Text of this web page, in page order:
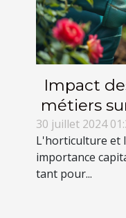
Impact
métiers
30 juillet 2024
L'horticulture et
importance
tant pour...